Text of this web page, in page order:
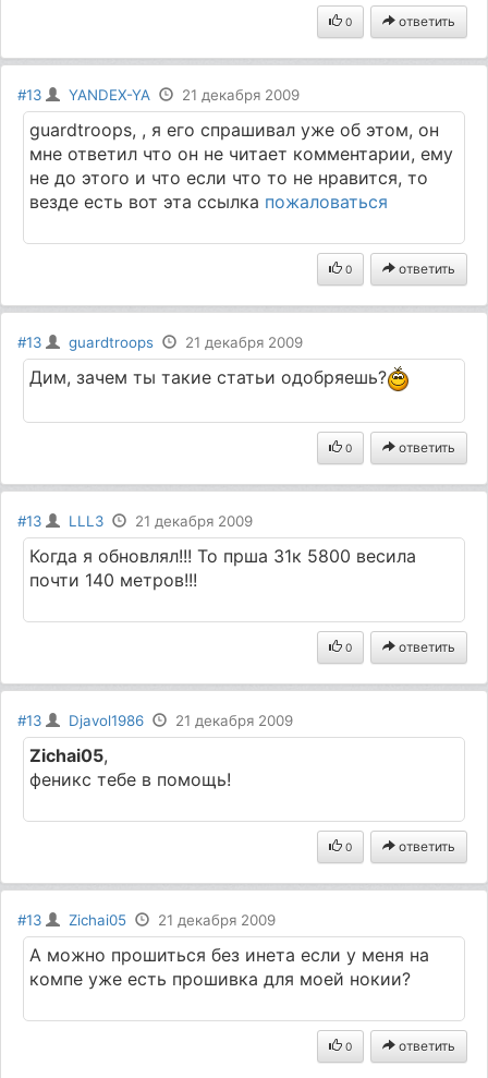
0 ответить
#13 YANDEX-YA 21 декабря 2009
guardtroops, , я его спрашивал уже об этом, он
мне ответил что он не читает комментарии, ему
не до этого и что если что то не нравится, то
везде есть вот эта ссылка пожаловаться
0 ответить
#13 guardtroops 21 декабря 2009
Дим, зачем ты такие статьи одобряешь?
0 ответить
#13 LLL3 21 декабря 2009
Когда я обновлял!!! То прша 31к 5800 весила
почти 140 метров!!!
0 ответить
#13 Djavol1986 21 декабря 2009
Zichai05,
феникс тебе в помощь!
0 ответить
#13 Zichai05 21 декабря 2009
А можно прошиться без инета если у меня на
компе уже есть прошивка для моей нокии?
0 ответить